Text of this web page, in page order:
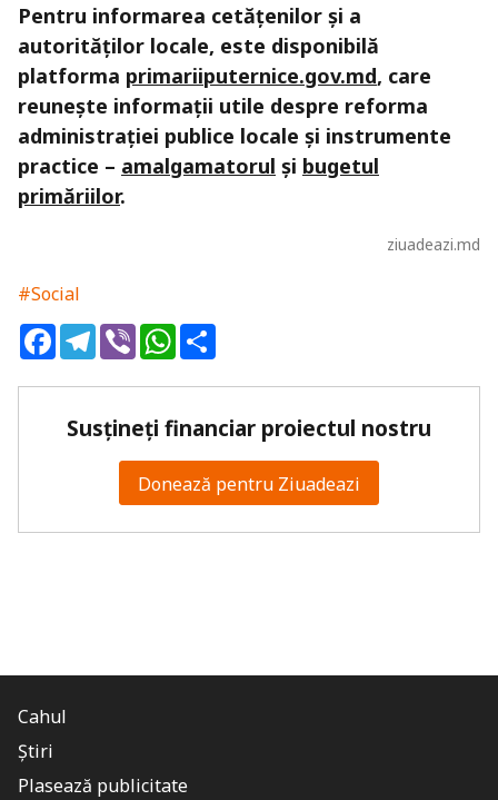
Pentru informarea cetățenilor și a
autorităților locale, este disponibilă
platforma primariiputernice.gov.md, care
reunește informații utile despre reforma
administrației publice locale și instrumente
practice – amalgamatorul și bugetul
primăriilor.
ziuadeazi.md
#Social
FacebookTelegram
ViberWhatsApp
Susțineți financiar proiectul nostru
Donează pentru Ziuadeazi
Cahul
Știri
Plasează publicitate